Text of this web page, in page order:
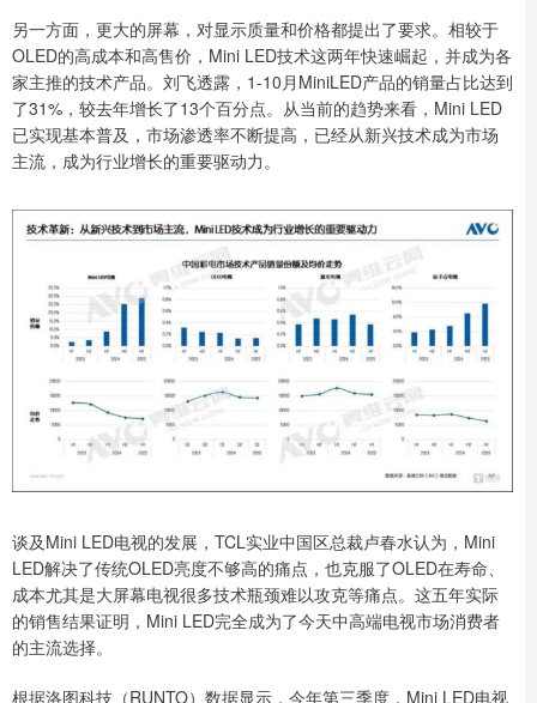
另一方面，更大的屏幕，对显示质量和价格都提出了要求。相较于
OLED的高成本和高售价，Mini LED技术这两年快速崛起，并成为各
家主推的技术产品。刘飞透露，1-10月MiniLED产品的销量占比达到
了31%，较去年增长了13个百分点。从当前的趋势来看，Mini LED
已实现基本普及，市场渗透率不断提高，已经从新兴技术成为市场
主流，成为行业增长的重要驱动力。
谈及Mini LED电视的发展，TCL实业中国区总裁卢春水认为，Mini
LED解决了传统OLED亮度不够高的痛点，也克服了OLED在寿命、
成本尤其是大屏幕电视很多技术瓶颈难以攻克等痛点。这五年实际
的销售结果证明，Mini LED完全成为了今天中高端电视市场消费者
的主流选择。
根据洛图科技（RUNTO）数据显示，今年第三季度，Mini LED电视